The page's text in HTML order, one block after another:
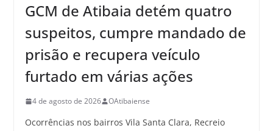
GCM de Atibaia detém quatro
suspeitos, cumpre mandado de
prisão e recupera veículo
furtado em várias ações
4 de agosto de 2026 OAtibaiense
Ocorrências nos bairros Vila Santa Clara, Recreio